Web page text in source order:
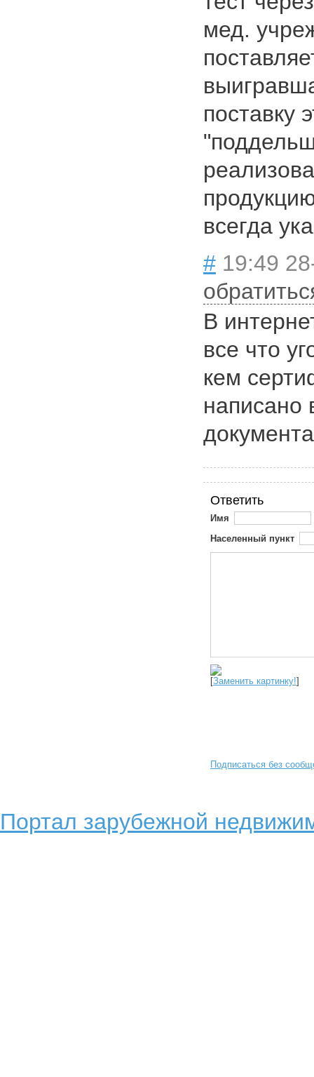
мед.
поставку
всегда
# 19:49
В
все что
кем
написано
Ответить
Имя
Населенный пункт
[Заменить картинку!]
Подписаться без
Портал зарубежной